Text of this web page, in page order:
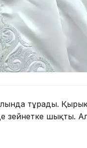
тұрады.
зейнетке шықты.